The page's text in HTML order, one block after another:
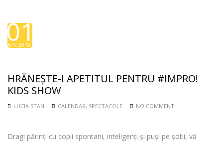
01
APR 2018
HRĂNEȘTE-I APETITUL PENTRU #IMPRO!
KIDS SHOW
LUCIA STAN CALENDAR, SPECTACOLE NO COMMENT
Dragi părinți cu copii spontani, inteligenți și puși pe șotii, vă